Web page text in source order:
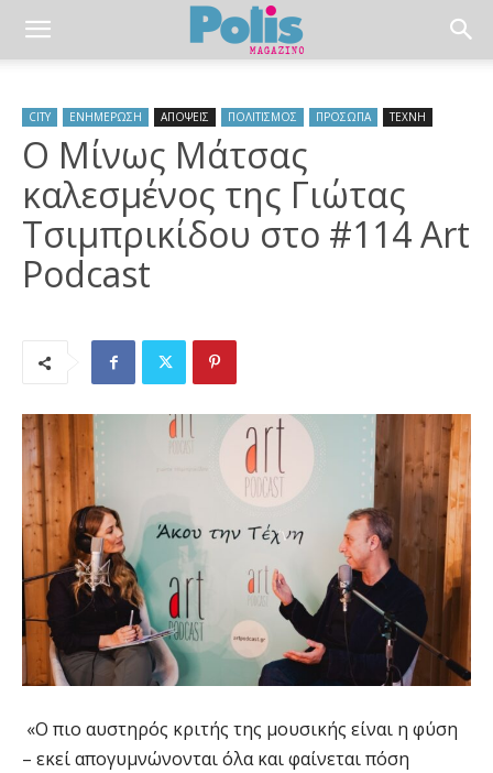
CITY ΕΝΗΜΕΡΩΣΗ ΑΠΟΨΕΙΣ ΠΟΛΙΤΙΣΜΟΣ ΠΡΟΣΩΠΑ ΤΕΧΝΗ
Ο Μίνως Μάτσας
καλεσμένος της Γιώτας
Τσιμπρικίδου στο #114 Art
Podcast
«Ο πιο αυστηρός κριτής της μουσικής είναι η φύση
– εκεί απογυμνώνονται όλα και φαίνεται πόση